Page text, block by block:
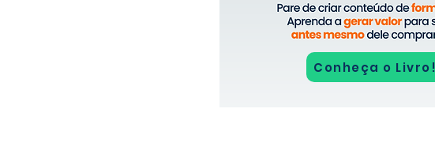
Conheça o Livro!